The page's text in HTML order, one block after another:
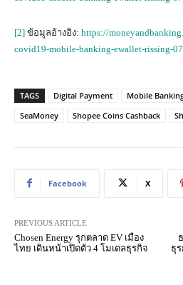
[2] ข้อมูลอ้างอิง: https://
covid19-mobile-banking-ewallet-rissing-
TAGS Digital Payment Mobile
SeaMoney
Shopee Coins Cashback
Facebook X
PREVIOUS ARTICLE
Chosen Energy รุกตลาด EV เมือง
ไทย เดินหน้าเปิดตัว 4 โมเดลธุรกิจ
ธุ